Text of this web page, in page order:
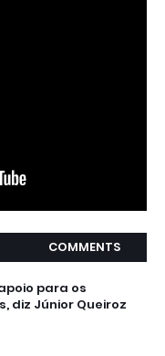
COMMENTS
para os
diz Júnior Queiroz